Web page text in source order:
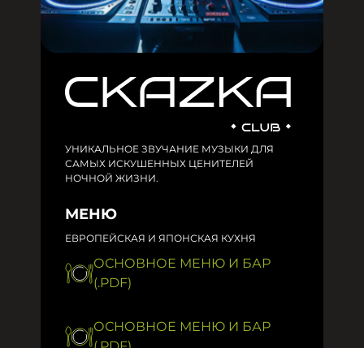
УНИКАЛЬНОЕ ЗВУЧАНИЕ МУЗЫКИ ДЛЯ
САМЫХ ИСКУШЕННЫХ ЦЕНИТЕЛЕЙ
НОЧНОЙ ЖИЗНИ.
МЕНЮ
ЕВРОПЕЙСКАЯ И ЯПОНСКАЯ КУХНЯ
ОСНОВНОЕ МЕНЮ И БАР
(.PDF)
ОСНОВНОЕ МЕНЮ И БАР